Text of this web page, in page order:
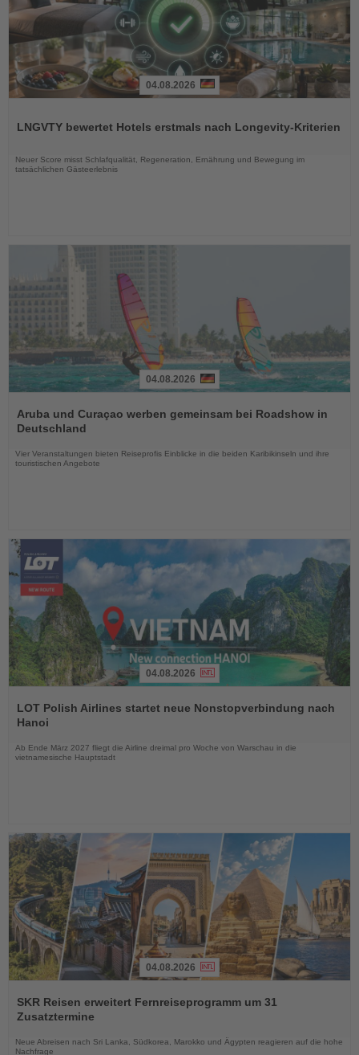
die
04.08.2026
LNGVTY bewertet Hotels erstmals nach Longevity-Kriterien
Neuer Score misst Schlafqualität, Regeneration, Ernährung und Bewegung im
tatsächlichen Gästeerlebnis
Sie
die
04.08.2026
Aruba und Curaçao werben gemeinsam bei Roadshow in
Deutschland
Vier Veranstaltungen bieten Reiseprofis Einblicke in die beiden Karibikinseln und ihre
touristischen Angebote
Sie
die
04.08.2026
LOT Polish Airlines startet neue Nonstopverbindung nach
Hanoi
Ab Ende März 2027 fliegt die Airline dreimal pro Woche von Warschau in die
vietnamesische Hauptstadt
Sie
die
04.08.2026
SKR Reisen erweitert Fernreiseprogramm um 31
Zusatztermine
Neue Abreisen nach Sri Lanka, Südkorea, Marokko und Ägypten reagieren auf die hohe
Nachfrage